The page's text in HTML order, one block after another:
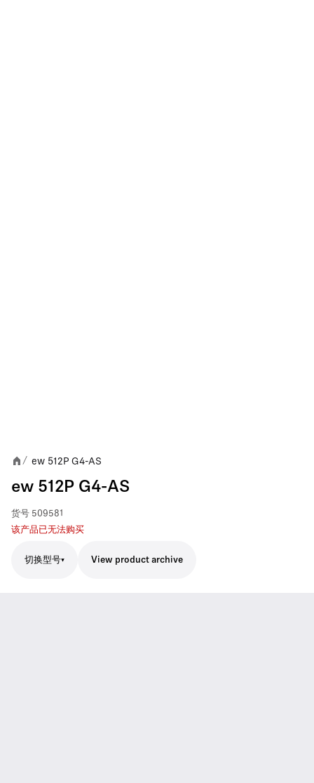
/ ew 512P G4-AS
ew 512P G4-AS
货号 509581
该产品已无法购买
切换型号 View product archive